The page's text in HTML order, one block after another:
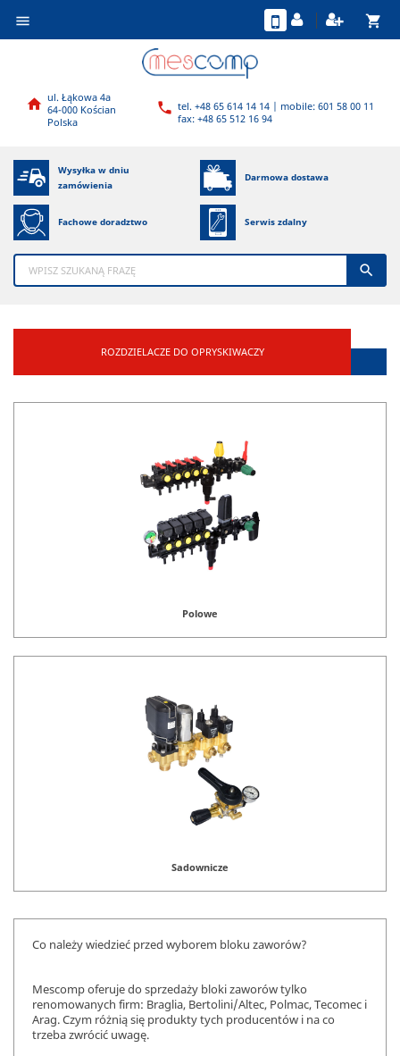
 shopping_cart
 ul. Łąkowa 4a
64-000 Kościan
Polska
 tel. +48 65 614 14 14 | mobile: 601 58 00 11
fax: +48 65 512 16 94
Wysyłka w dniu
zamówienia
Darmowa dostawa
Fachowe doradztwo Serwis zdalny

ROZDZIELACZE DO OPRYSKIWACZY
Polowe
Sadownicze
Co należy wiedzieć przed wyborem bloku zaworów?
Mescomp oferuje do sprzedaży bloki zaworów tylko
renomowanych firm: Braglia, Bertolini/Altec, Polmac, Tecomec i
Arag. Czym różnią się produkty tych producentów i na co
trzeba zwrócić uwagę.